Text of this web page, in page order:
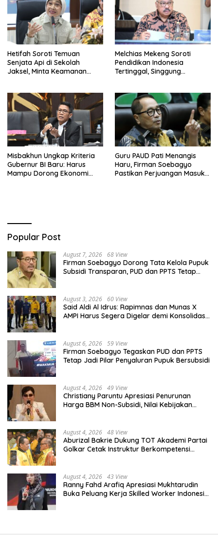
Hetifah Soroti Temuan
Senjata Api di Sekolah
Jaksel, Minta Keamanan
Melchias Mekeng Soroti
Pendidikan Indonesia
Tertinggal, Singgung
Misbakhun Ungkap Kriteria
Gubernur BI Baru: Harus
Mampu Dorong Ekonomi
Guru PAUD Pati Menangis
Haru, Firman Soebagyo
Pastikan Perjuangan Masuk
Popular Post
August 7, 2026 68 View
Firman Soebagyo Dorong Tata Kelola Pupuk
Subsidi Transparan, PUD dan PPTS Tetap
August 3, 2026 60 View
Said Aldi Al Idrus: Rapimnas dan Munas X
AMPI Harus Segera Digelar demi Konsolidasi
August 6, 2026 59 View
Firman Soebagyo Tegaskan PUD dan PPTS
Tetap Jadi Pilar Penyaluran Pupuk Bersubsidi
August 4, 2026 49 View
Christiany Paruntu Apresiasi Penurunan
Harga BBM Non-Subsidi, Nilai Kebijakan
August 4, 2026 48 View
Aburizal Bakrie Dukung TOT Akademi Partai
Golkar Cetak Instruktur Berkompetensi
August 4, 2026 43 View
Ranny Fahd Arafiq Apresiasi Mukhtarudin
Buka Peluang Kerja Skilled Worker Indonesia